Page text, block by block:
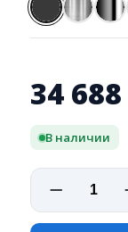
34 688
В наличии